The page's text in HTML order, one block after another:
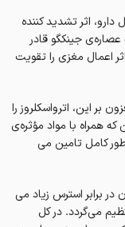
اثر تشدید کننده
جینکگو قادر
اعمال مغزی را تقویت
بر این، اترواسکلروز را
همراه با مواد مؤثره‌ی
کامل تامین می‌
برابر استرس زیاد می
می‌گردد. در کل